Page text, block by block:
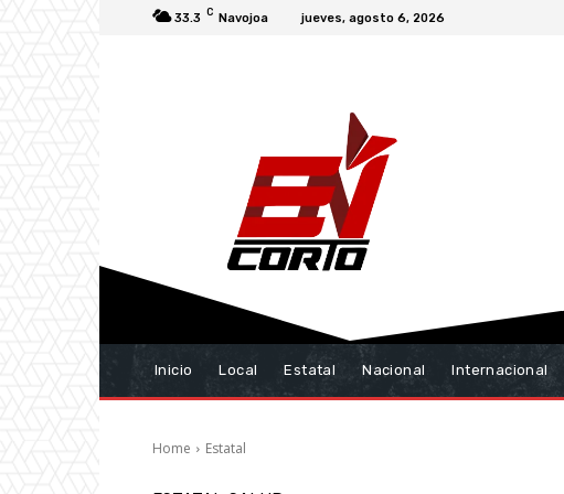
33.3 C Navojoa jueves, agosto 6, 2026
Inicio Local Estatal Nacional Internacional
Home Estatal